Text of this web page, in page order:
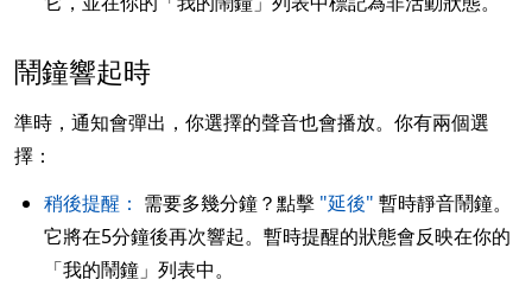
鬧鐘響起時
準時，通知會彈出，你選擇的聲音也會播放。你有兩個選
擇：
稍後提醒： 需要多幾分鐘？點擊 "延後" 暫時靜音鬧鐘。
它將在5分鐘後再次響起。暫時提醒的狀態會反映在你的
「我的鬧鐘」列表中。